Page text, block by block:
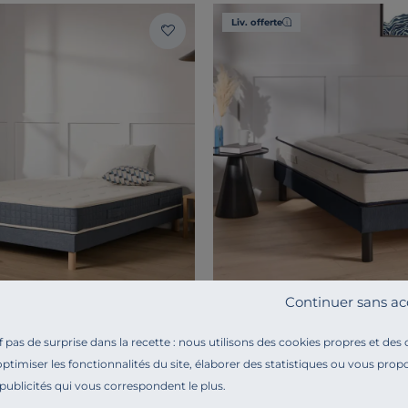
pas de surprise dans la recette : nous utilisons des cookies propres et des
les fonctionnalités du site, élaborer des statistiques ou vous
qui vous correspondent le plus.
Continuer sans
d'origine naturelle 21 cm
Liv. offerte
Matelas latex 20 cm Marin